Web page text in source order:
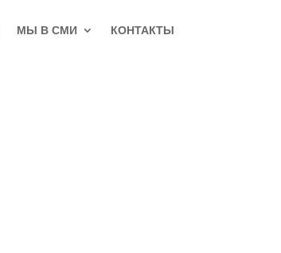
МЫ В СМИ КОНТАКТЫ